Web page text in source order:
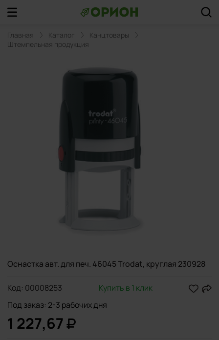
Главная Каталог
Канцтовары
Штемпельная продукция
Оснастка авт. для печ. 46045 Trodat, круглая 230928
Под заказ: 2-3 рабочих дня
1 227,67
Код: 00008253 Купить в 1 клик